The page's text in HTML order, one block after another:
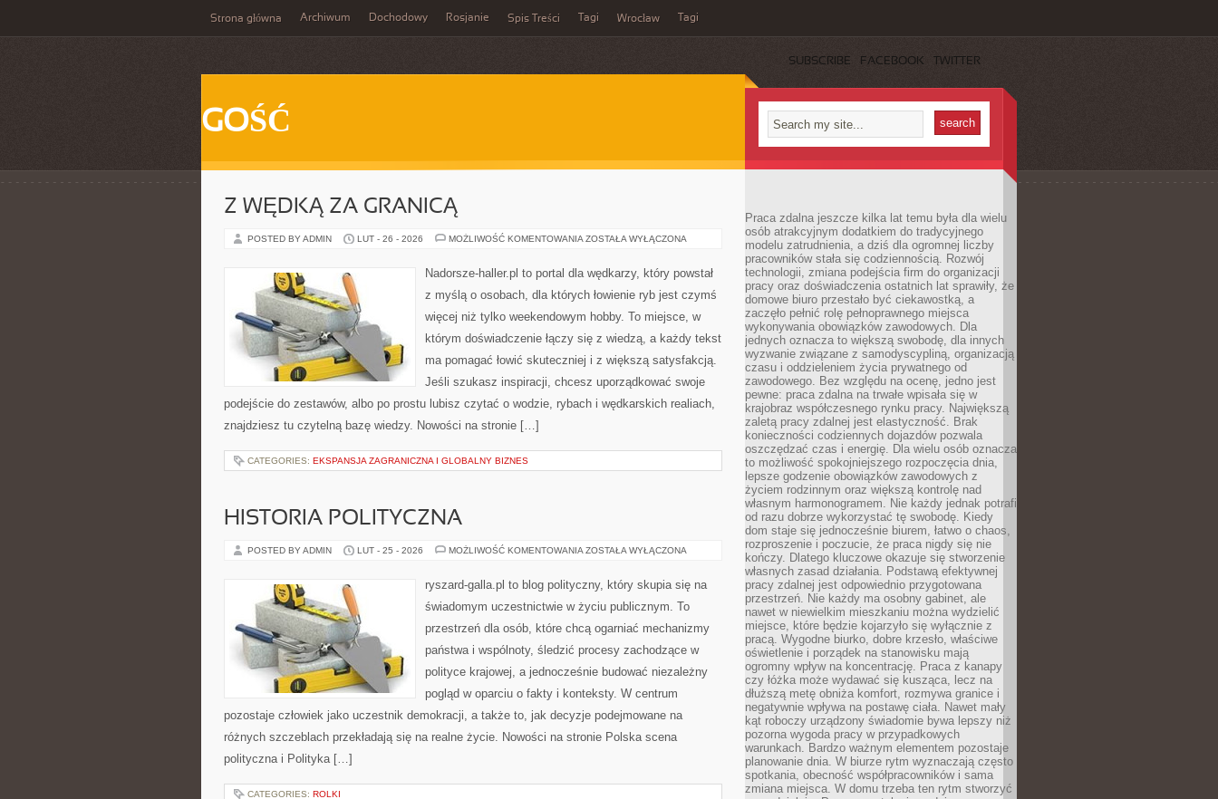
Strona główna Archiwum Dochodowy Rosjanie Spis Treści Tagi Wrocław Tagi
SUBSCRIBE FACEBOOK TWITTER
GOŚĆ
Z WĘDKĄ ZA GRANICĄ
POSTED BY ADMIN LUT - 26 - 2026 MOŻLIWOŚĆ KOMENTOWANIA Z
GRANICĄ
ZOSTAŁA WYŁĄCZONA
Nadorsze-haller.pl to portal dla wędkarzy, który powstał
z myślą o osobach, dla których łowienie ryb jest czymś
więcej niż tylko weekendowym hobby. To miejsce, w
którym doświadczenie łączy się z wiedzą, a każdy tekst
ma pomagać łowić skuteczniej i z większą satysfakcją.
Jeśli szukasz inspiracji, chcesz uporządkować swoje
podejście do zestawów, albo po prostu lubisz czytać o wodzie, rybach i wędkarskich realiach,
znajdziesz tu czytelną bazę wiedzy. Nowości na stronie […]
CATEGORIES: EKSPANSJA ZAGRANICZNA I GLOBALNY BIZNES
HISTORIA POLITYCZNA
POSTED BY ADMIN LUT - 25 - 2026 MOŻLIWOŚĆ KOMENTOWANIA HISTORIA
ZOSTAŁA WYŁĄCZONA
ryszard-galla.pl to blog polityczny, który skupia się na
świadomym uczestnictwie w życiu publicznym. To
przestrzeń dla osób, które chcą ogarniać mechanizmy
państwa i wspólnoty, śledzić procesy zachodzące w
polityce krajowej, a jednocześnie budować niezależny
pogląd w oparciu o fakty i konteksty. W centrum
pozostaje człowiek jako uczestnik demokracji, a także to, jak decyzje podejmowane na
różnych szczeblach przekładają się na realne życie. Nowości na stronie Polska scena
polityczna i Polityka […]
CATEGORIES: ROLKI
Praca zdalna jeszcze kilka lat temu była dla wielu
osób atrakcyjnym dodatkiem do tradycyjnego
modelu zatrudnienia, a dziś dla ogromnej liczby
pracowników stała się codziennością. Rozwój
technologii, zmiana podejścia firm do organizacji
pracy oraz doświadczenia ostatnich lat sprawiły, że
domowe biuro przestało być ciekawostką, a
zaczęło pełnić rolę pełnoprawnego miejsca
wykonywania obowiązków zawodowych. Dla
jednych oznacza to większą swobodę, dla innych
wyzwanie związane z samodyscypliną, organizacją
czasu i oddzieleniem życia prywatnego od
zawodowego. Bez względu na ocenę, jedno jest
pewne: praca zdalna na trwałe wpisała się w
krajobraz współczesnego rynku pracy. Największą
zaletą pracy zdalnej jest elastyczność. Brak
konieczności codziennych dojazdów pozwala
oszczędzać czas i energię. Dla wielu osób oznacza
to możliwość spokojniejszego rozpoczęcia dnia,
lepsze godzenie obowiązków zawodowych z
życiem rodzinnym oraz większą kontrolę nad
własnym harmonogramem. Nie każdy jednak potrafi
od razu dobrze wykorzystać tę swobodę. Kiedy
dom staje się jednocześnie biurem, łatwo o chaos,
rozproszenie i poczucie, że praca nigdy się nie
kończy. Dlatego kluczowe okazuje się stworzenie
własnych zasad działania. Podstawą efektywnej
pracy zdalnej jest odpowiednio przygotowana
przestrzeń. Nie każdy ma osobny gabinet, ale
nawet w niewielkim mieszkaniu można wydzielić
miejsce, które będzie kojarzyło się wyłącznie z
pracą. Wygodne biurko, dobre krzesło, właściwe
oświetlenie i porządek na stanowisku mają
ogromny wpływ na koncentrację. Praca z kanapy
czy łóżka może wydawać się kusząca, lecz na
dłuższą metę obniża komfort, rozmywa granice i
negatywnie wpływa na postawę ciała. Nawet mały
kąt roboczy urządzony świadomie bywa lepszy niż
pozorna wygoda pracy w przypadkowych
warunkach. Bardzo ważnym elementem pozostaje
planowanie dnia. W biurze rytm wyznaczają często
spotkania, obecność współpracowników i sama
zmiana miejsca. W domu trzeba ten rytm stworzyć